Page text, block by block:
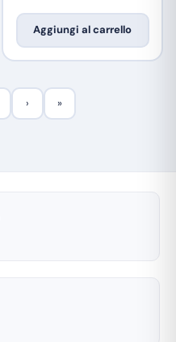
Aggiungi al carrello
› »